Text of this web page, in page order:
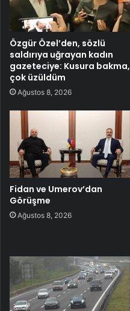
Özgür Özel’den, sözlü
saldırıya uğrayan kadın
gazeteciye: Kusura bakma,
çok üzüldüm
Ağustos 8, 2026
Fidan ve Umerov’dan
Görüşme
Ağustos 8, 2026